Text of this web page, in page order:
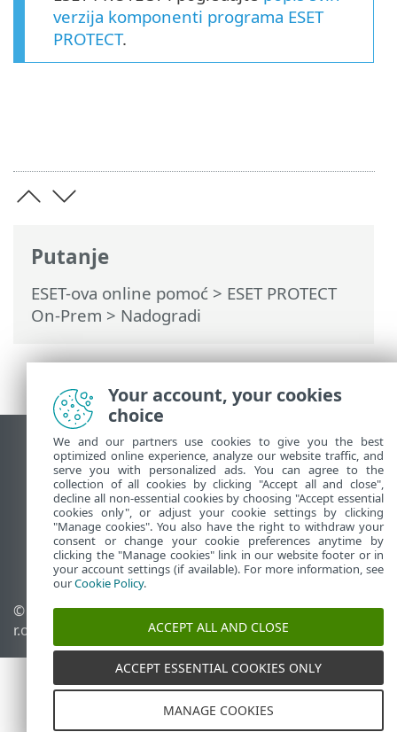
Putanje
ESET-ova online pomoć > ESET PROTECT
On-Prem > Nadogradi
verzija komponenti programa ESET
PROTECT.
Prikaži stranicu za radnu površinu
End of Life
ESET-ova baza znanja
ESET-ov forum
ESET Status Portal
Regionalna podrška
© 1992 - 2026 ESET, spol. s
r.o. – Sva prava pridržana.
Upravljanje kolačićima
Pravila o kolačićima
Your account, your cookies
choice
We and our partners use cookies to give you the best
optimized online experience, analyze our website traffic, and
serve you with personalized ads. You can agree to the
collection of all cookies by clicking "Accept all and close",
decline all non-essential cookies by choosing "Accept essential
cookies only", or adjust your cookie settings by clicking
"Manage cookies". You also have the right to withdraw your
consent or change your cookie preferences anytime by
clicking the "Manage cookies" link in our website footer or in
your account settings (if available). For more information, see
ourCookie Policy.
ACCEPT ALL AND CLOSE
ACCEPT ESSENTIAL COOKIES ONLY
MANAGE COOKIES